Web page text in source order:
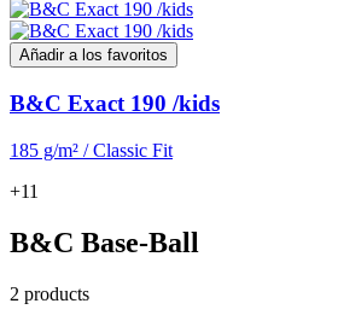
Añadir a los favoritos
B&C Exact 190 /kids
185 g/m² / Classic Fit
+11
B&C Base-Ball
2 products